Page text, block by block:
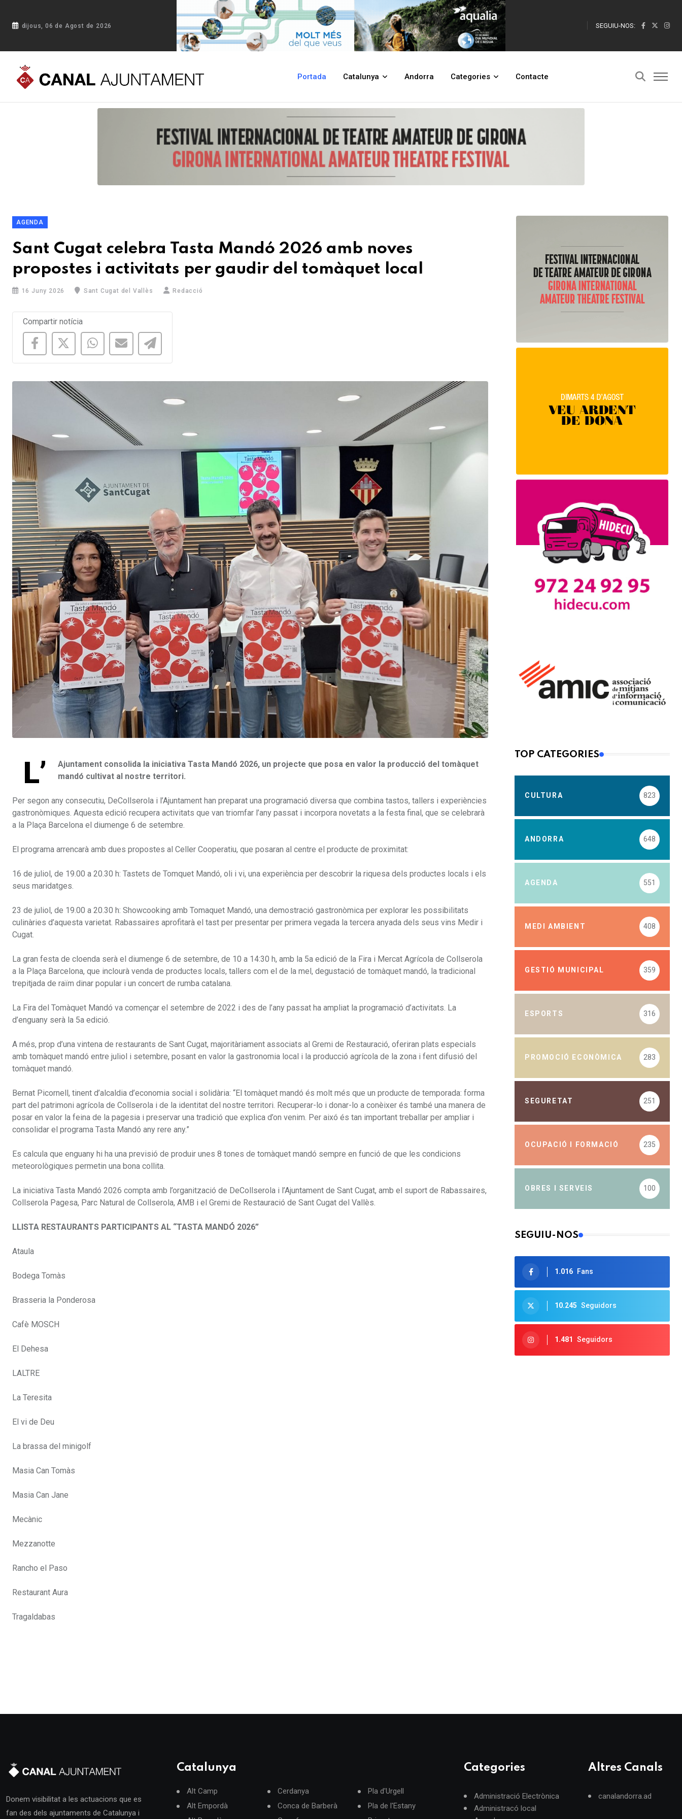
dijous, 06 de Agost de 2026 SEGUIU-NOS:
Portada Catalunya Andorra Categories Contacte
Portada Blog Sant Cugat celebra Tasta Mandó 2026 amb noves propostes i activitats per gaudir del tomàquet local
AGENDA
Sant Cugat celebra Tasta Mandó 2026 amb noves
propostes i activitats per gaudir del tomàquet local
16 Juny 2026 Sant Cugat del Vallès Redacció
Compartir notícia
L’
Ajuntament consolida la iniciativa Tasta Mandó 2026, un projecte que posa en valor la producció del tomàquet
mandó cultivat al nostre territori.
Per segon any consecutiu, DeCollserola i l’Ajuntament han preparat una programació diversa que combina tastos, tallers i experiències
gastronòmiques. Aquesta edició recupera activitats que van triomfar l’any passat i incorpora novetats a la festa final, que se celebrarà
a la Plaça Barcelona el diumenge 6 de setembre.
El programa arrencarà amb dues propostes al Celler Cooperatiu, que posaran al centre el producte de proximitat:
16 de juliol, de 19.00 a 20.30 h: Tastets de Tomquet Mandó, oli i vi, una experiència per descobrir la riquesa dels productes locals i els
seus maridatges.
23 de juliol, de 19.00 a 20.30 h: Showcooking amb Tomaquet Mandó, una demostració gastronòmica per explorar les possibilitats
culinàries d’aquesta varietat. Rabassaires aprofitarà el tast per presentar per primera vegada la tercera anyada dels seus vins Medir i
Cugat.
La gran festa de cloenda serà el diumenge 6 de setembre, de 10 a 14:30 h, amb la 5a edició de la Fira i Mercat Agrícola de Collserola
a la Plaça Barcelona, que inclourà venda de productes locals, tallers com el de la mel, degustació de tomàquet mandó, la tradicional
trepitjada de raïm dinar popular i un concert de rumba catalana.
La Fira del Tomàquet Mandó va començar el setembre de 2022 i des de l’any passat ha ampliat la programació d’activitats. La
d’enguany serà la 5a edició.
A més, prop d’una vintena de restaurants de Sant Cugat, majoritàriament associats al Gremi de Restauració, oferiran plats especials
amb tomàquet mandó entre juliol i setembre, posant en valor la gastronomia local i la producció agrícola de la zona i fent difusió del
tomàquet mandó.
Bernat Picornell, tinent d’alcaldia d’economia social i solidària: “El tomàquet mandó és molt més que un producte de temporada: forma
part del patrimoni agrícola de Collserola i de la identitat del nostre territori. Recuperar-lo i donar-lo a conèixer és també una manera de
posar en valor la feina de la pagesia i preservar una tradició que explica d’on venim. Per aixó és tan important treballar per ampliar i
consolidar el programa Tasta Mandó any rere any.”
Es calcula que enguany hi ha una previsió de produir unes 8 tones de tomàquet mandó sempre en funció de que les condicions
meteorològiques permetin una bona collita.
La iniciativa Tasta Mandó 2026 compta amb l’organització de DeCollserola i l’Ajuntament de Sant Cugat, amb el suport de Rabassaires,
Collserola Pagesa, Parc Natural de Collserola, AMB i el Gremi de Restauració de Sant Cugat del Vallès.
LLISTA RESTAURANTS PARTICIPANTS AL “TASTA MANDÓ 2026”
Ataula
Bodega Tomàs
Brasseria la Ponderosa
Cafè MOSCH
El Dehesa
LALTRE
La Teresita
El vi de Deu
La brassa del minigolf
Masia Can Tomàs
Masia Can Jane
Mecànic
Mezzanotte
Rancho el Paso
Restaurant Aura
Tragaldabas
TOP CATEGORIES
CULTURA 823
ANDORRA 648
AGENDA 551
MEDI AMBIENT 408
GESTIÓ MUNICIPAL 359
ESPORTS 316
PROMOCIÓ ECONÒMICA 283
SEGURETAT 251
OCUPACIÓ I FORMACIÓ 235
OBRES I SERVEIS 100
SEGUIU-NOS
1.016 Fans
10.245 Seguidors
1.481 Seguidors
Donem visibilitat a les actuacions que es
fan des dels ajuntaments de Catalunya i
Catalunya
Alt Camp
Alt Empordà
Cerdanya
Conca de Barberà
Pla d'Urgell
Pla de l'Estany
Categories
Administració Electrònica
Administracó local
Altres Canals
canalandorra.ad